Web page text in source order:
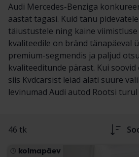
Audi Mercedes-Benziga
aastat tagasi. Kuid tänu
täiustustele ning kaine viimistluse
kvaliteedile on bränd tänapäeval
premium-segmendis ja paljud
kvaliteeditunde pärast. Kui
siis Kvdcarsist leiad alati suure
levinumad Audi autod Rootsi turul
46 tk
kolmapäev